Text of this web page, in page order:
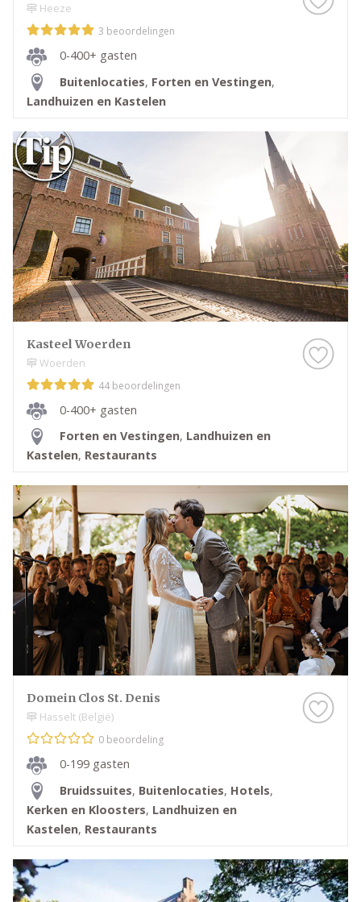
Heeze
3 beoordelingen
0-400+ gasten
Buitenlocaties, Forten en Vestingen,
Landhuizen en Kastelen
Kasteel Woerden
Woerden
44 beoordelingen
0-400+ gasten
Forten en Vestingen, Landhuizen en
Kastelen, Restaurants
Domein Clos St. Denis
Hasselt (België)
0 beoordeling
0-199 gasten
Bruidssuites, Buitenlocaties, Hotels,
Kerken en Kloosters, Landhuizen en
Kastelen, Restaurants